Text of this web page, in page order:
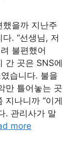
을까 지난주
. “선생님, 저
불편했어
간 곳은 SNS에
습니다. 불을
만 틀어놓는 곳
지나니까 “이게
. 관리사가 말
more